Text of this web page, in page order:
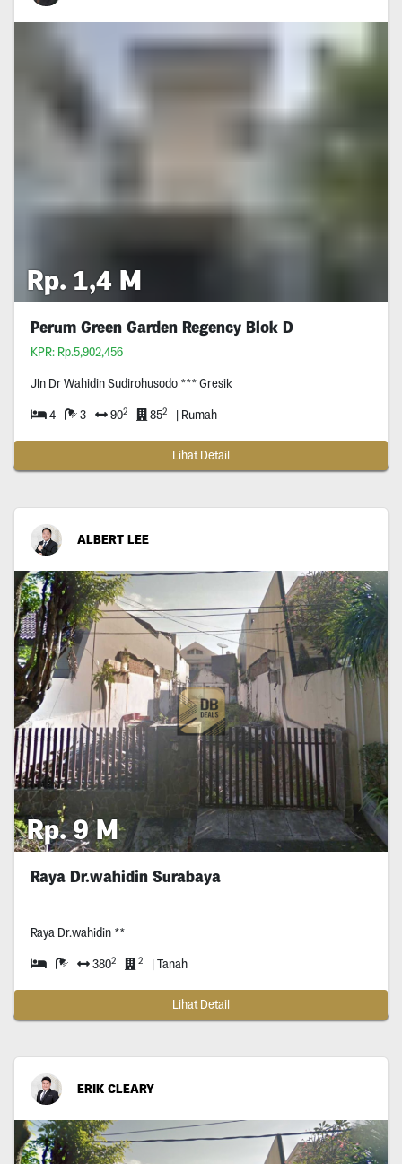
Rp. 1,4 M
Perum Green Garden Regency Blok D
KPR: Rp.5,902,456
Jln Dr Wahidin Sudirohusodo *** Gresik
4 3 902 852 | Rumah
Lihat Detail
ALBERT LEE
Rp. 9 M
Raya Dr.wahidin Surabaya
Raya Dr.wahidin **
3802 2 | Tanah
Lihat Detail
ERIK CLEARY